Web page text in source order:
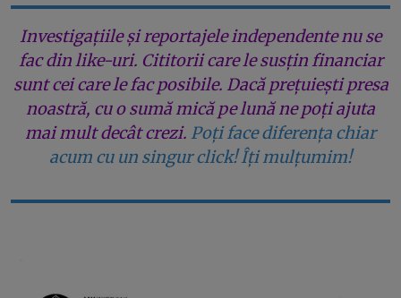
Investigațiile și reportajele independente nu se
fac din like-uri. Cititorii care le susțin financiar
sunt cei care le fac posibile. Dacă prețuiești presa
noastră, cu o sumă mică pe lună ne poți ajuta
mai mult decât crezi. Poți face diferența chiar
acum cu un singur click! Îți mulțumim!